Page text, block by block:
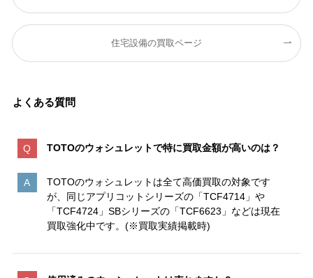
住宅設備の買取ページ
よくある質問
TOTOのウォシュレットで特に買取金額が高いのは？
TOTOのウォシュレットは全て高価買取の対象です
が、同じアプリコットシリーズの「TCF4714」や
「TCF4724」SBシリーズの「TCF6623」などは現在
買取強化中です。(※買取実績掲載時)